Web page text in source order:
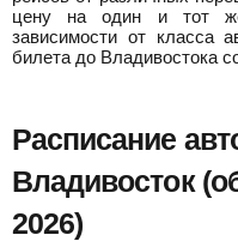
цену на один и тот
зависимости от класса
билета до Владивостока
Расписание
Владивосток
2026)